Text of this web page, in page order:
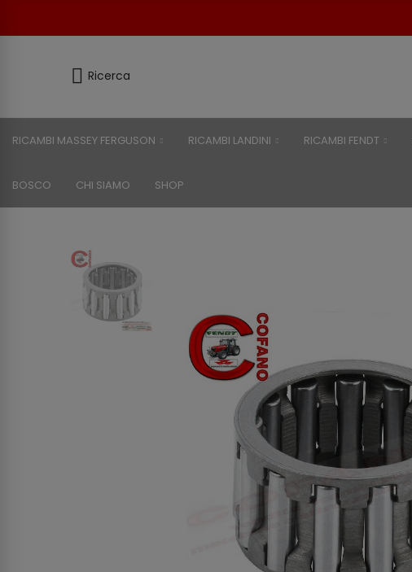
Ricerca
RICAMBI MASSEY FERGUSON RICAMBI LANDINI RICAMBI FENDT
BOSCO CHI SIAMO SHOP